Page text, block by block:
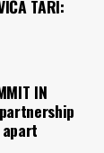
TARI:
IN